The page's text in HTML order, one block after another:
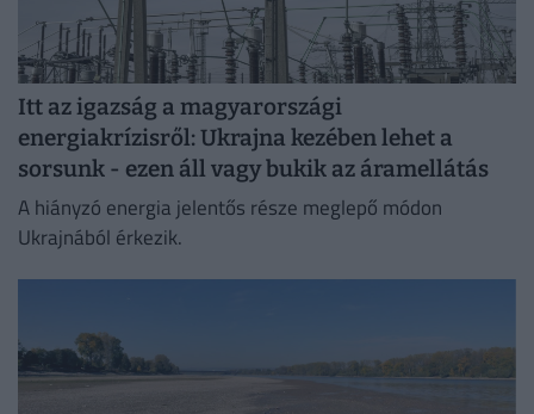
Itt az igazság a magyarországi
energiakrízisről: Ukrajna kezében lehet a
sorsunk - ezen áll vagy bukik az áramellátás
A hiányzó energia jelentős része meglepő módon
Ukrajnából érkezik.